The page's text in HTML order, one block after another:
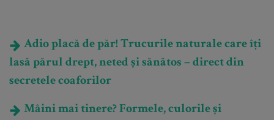
Adio placă de păr! Trucurile naturale care îți
lasă părul drept, neted și sănătos – direct din
secretele coaforilor
Mâini mai tinere? Formele, culorile și